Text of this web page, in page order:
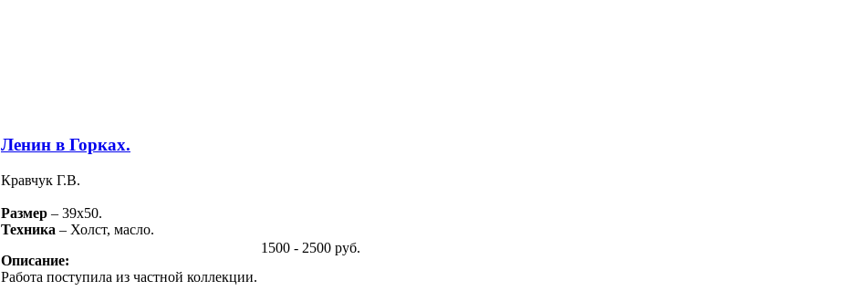
Ленин в Горках.
Кравчук Г.В.
Размер – 39х50.
Техника – Холст, масло.
Описание:
Работа поступила из частной коллекции.
1500 - 2500 руб.